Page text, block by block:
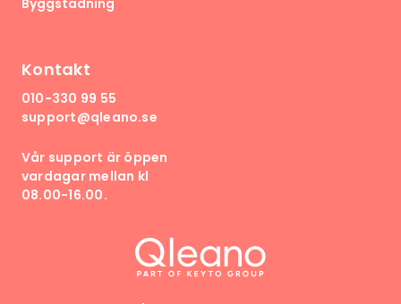
Kontakt
010-330 99 55
support@qleano.se
Vår support är öppen
vardagar mellan kl
08.00-16.00.